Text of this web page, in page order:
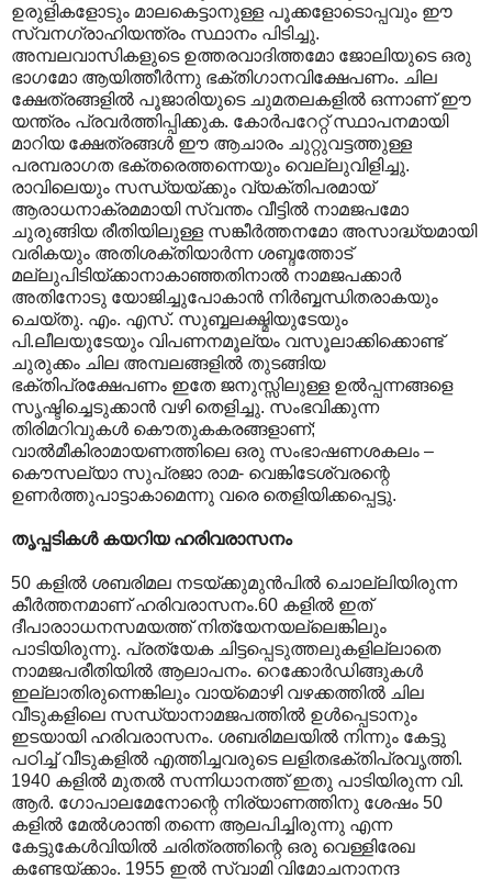
ഉരുളികളോടും മാലകെട്ടാനുള്ള പൂക്കളോടൊപ്പവും ഈ
സ്വനഗ്രാഹിയന്ത്രം സ്ഥാനം പിടിച്ചു.
അമ്പലവാസികളുടെ ഉത്തരവാദിത്തമോ ജോലിയുടെ ഒരു
ഭാഗമോ ആയിത്തീർന്നു ഭക്തിഗാനവിക്ഷേപണം. ചില
ക്ഷേത്രങ്ങളിൽ പൂജാരിയുടെ ചുമതലകളിൽ ഒന്നാണ് ഈ
യന്ത്രം പ്രവർത്തിപ്പിക്കുക. കോർപറേറ്റ് സ്ഥാപനമായി
മാറിയ ക്ഷേത്രങ്ങൾ ഈ ആചാരം ചുറ്റുവട്ടത്തുള്ള
പരമ്പരാഗത ഭക്തരെത്തന്നെയും വെല്ലുവിളിച്ചു.
രാവിലെയും സന്ധ്യയ്ക്കും വ്യക്തിപരമായ്
ആരാധനാക്രമമായി സ്വന്തം വീട്ടിൽ നാമജപമോ
ചുരുങ്ങിയ രീതിയിലുള്ള സങ്കീർത്തനമോ അസാദ്ധ്യമായി
വരികയും അതിശക്തിയാർന്ന ശബ്ദത്തോട്
മല്ലുപിടിയ്ക്കാനാകാഞ്ഞതിനാൽ നാമജപക്കാർ
അതിനോടു യോജിച്ചുപോകാൻ നിർബ്ബന്ധിതരാകയും
ചെയ്തു. എം. എസ്. സുബ്ബലക്ഷ്മിയുടേയും
പി.ലീലയുടേയും വിപണനമൂല്യം വസൂലാക്കിക്കൊണ്ട്
ചുരുക്കം ചില അമ്പലങ്ങളിൽ തുടങ്ങിയ
ഭക്തിപ്രക്ഷേപണം ഇതേ ജനുസ്സിലുള്ള ഉൽ‌പ്പന്നങ്ങളെ
സൃഷ്ടിച്ചെടുക്കാൻ വഴി തെളിച്ചു. സംഭവിക്കുന്ന
തിരിമറിവുകൾ കൌതുകകരങ്ങളാണ്;
വാൽമീകിരാമായണത്തിലെ ഒരു സംഭാഷണശകലം –
കൌസല്യാ സുപ്രജാ രാമ- വെങ്കിടേശ്വരന്റെ
ഉണർത്തുപാട്ടാകാമെന്നു വരെ തെളിയിക്കപ്പെട്ടു.
തൃപ്പടികൾ കയറിയ ഹരിവരാസനം
50 കളിൽ ശബരിമല നടയ്ക്കുമുൻപിൽ ചൊല്ലിയിരുന്ന
കീർത്തനമാണ് ഹരിവരാസനം.60 കളിൽ ഇത്
ദീപാരാ‍ാധനസമയത്ത് നിത്യേനയല്ലെങ്കിലും
പാടിയിരുന്നു. പ്രത്യേക ചിട്ടപ്പെടുത്തലുകളില്ലാതെ
നാമജപരീതിയിൽ ആലാപനം. റെക്കോർഡിങ്ങുകൾ
ഇല്ലാതിരുന്നെങ്കിലും വായ്മൊഴി വഴക്കത്തിൽ ചില
വീടുകളിലെ സന്ധ്യാനാമജപത്തിൽ ഉൾപ്പെടാനും
ഇടയായി ഹരിവരാസനം. ശബരിമലയിൽ നിന്നും കേട്ടു
പഠിച്ച് വീടുകളിൽ എത്തിച്ചവരുടെ ലളിതഭക്തിപ്രവൃത്തി.
1940 കളിൽ മുതൽ സന്നിധാനത്ത് ഇതു പാടിയിരുന്ന വി.
ആർ. ഗോപാലമേനോന്റെ നിര്യാണത്തിനു ശേഷം 50
കളിൽ മേൽശാന്തി തന്നെ ആലപിച്ചിരുന്നു എന്ന
കേട്ടുകേൾവിയിൽ ചരിത്രത്തിന്റെ ഒരു വെള്ളിരേഖ
കണ്ടേയ്ക്കാം. 1955 ഇൽ സ്വാമി വിമോചനാനന്ദ